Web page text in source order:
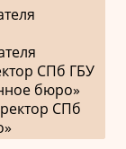
СПб ГБУ
бюро»
СПб